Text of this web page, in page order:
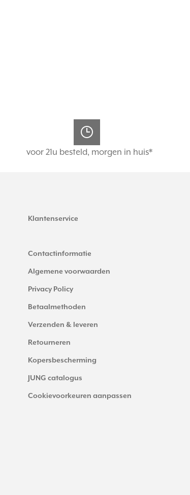
voor 21u besteld, morgen in huis*
Klantenservice
Contactinformatie
Algemene voorwaarden
Privacy Policy
Betaalmethoden
Verzenden & leveren
Retourneren
Kopersbescherming
JUNG catalogus
Cookievoorkeuren aanpassen